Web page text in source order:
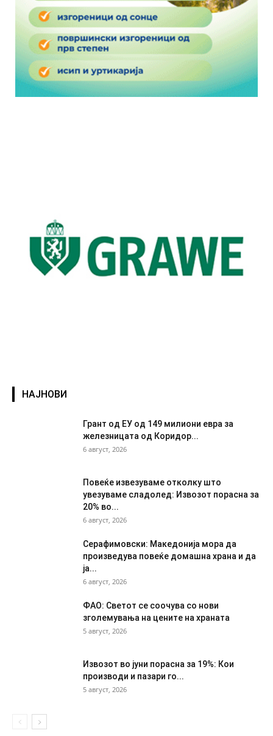
НАЈНОВИ
Грант од ЕУ од 149 милиони евра за
железницата од Коридор...
6 август, 2026
Повеќе извезуваме отколку што
увезуваме сладолед: Извозот порасна за
20% во...
6 август, 2026
Серафимовски: Македонија мора да
произведува повеќе домашна храна и да
ја...
6 август, 2026
ФАО: Светот се соочува со нови
зголемувања на цените на храната
5 август, 2026
Извозот во јуни порасна за 19%: Кои
производи и пазари го...
5 август, 2026